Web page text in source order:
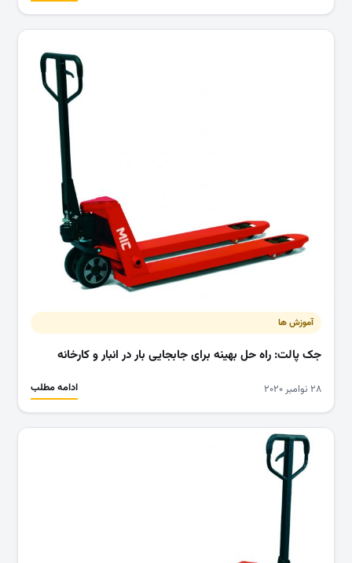
آموزش ها
جک پالت: راه حل بهینه برای جابجایی بار در انبار و کارخانه
۲۸ نوامبر ۲۰۲۰ ادامه مطلب